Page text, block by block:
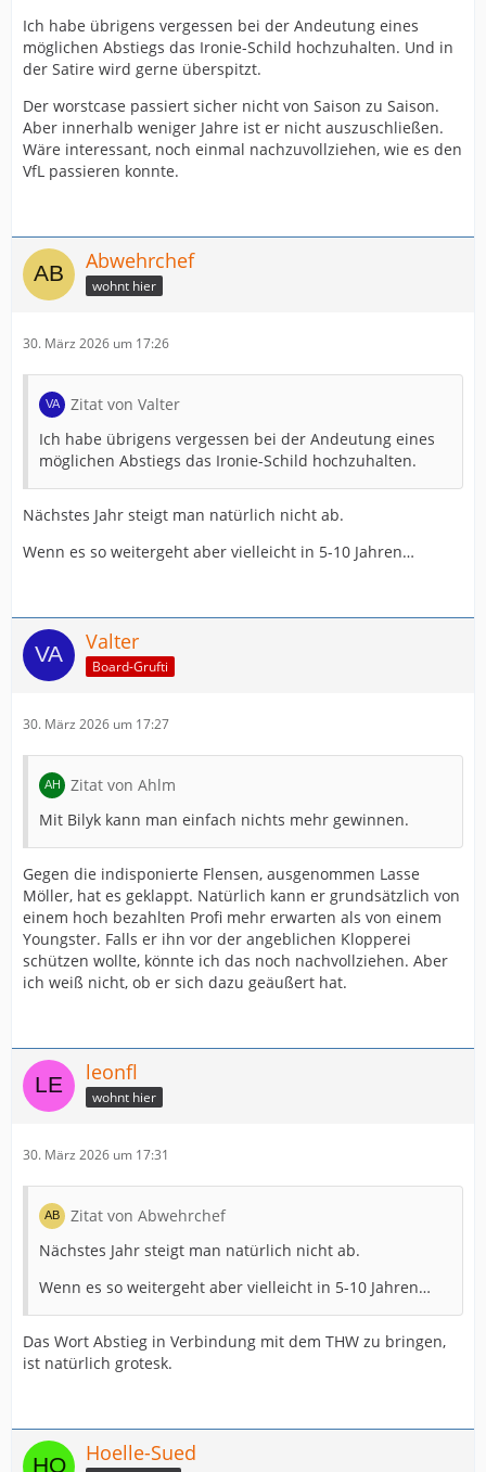
Ich habe übrigens vergessen bei der Andeutung eines
möglichen Abstiegs das Ironie-Schild hochzuhalten. Und in
der Satire wird gerne überspitzt.
Der worstcase passiert sicher nicht von Saison zu Saison.
Aber innerhalb weniger Jahre ist er nicht auszuschließen.
Wäre interessant, noch einmal nachzuvollziehen, wie es den
VfL passieren konnte.
Abwehrchef
wohnt hier
30. März 2026 um 17:26
Zitat von Valter
Ich habe übrigens vergessen bei der Andeutung eines
möglichen Abstiegs das Ironie-Schild hochzuhalten.
Nächstes Jahr steigt man natürlich nicht ab.
Wenn es so weitergeht aber vielleicht in 5-10 Jahren…
Valter
Board-Grufti
30. März 2026 um 17:27
Zitat von Ahlm
Mit Bilyk kann man einfach nichts mehr gewinnen.
Gegen die indisponierte Flensen, ausgenommen Lasse
Möller, hat es geklappt. Natürlich kann er grundsätzlich von
einem hoch bezahlten Profi mehr erwarten als von einem
Youngster. Falls er ihn vor der angeblichen Klopperei
schützen wollte, könnte ich das noch nachvollziehen. Aber
ich weiß nicht, ob er sich dazu geäußert hat.
leonfl
wohnt hier
30. März 2026 um 17:31
Zitat von Abwehrchef
Nächstes Jahr steigt man natürlich nicht ab.
Wenn es so weitergeht aber vielleicht in 5-10 Jahren…
Das Wort Abstieg in Verbindung mit dem THW zu bringen,
ist natürlich grotesk.
Hoelle-Sued